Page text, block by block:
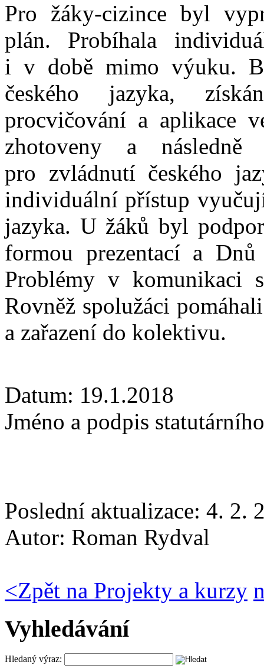
Pro žáky-cizince byl
plán. Probíhala
i v době mimo výuku.
českého jazyka,
procvičování a aplikace
zhotoveny a následně
pro zvládnutí českého
individuální přístup
jazyka. U žáků byl
formou prezentací a
Problémy v komunikaci
Rovněž spolužáci
a zařazení do kolektivu.
Datum: 19.1.2018
Jméno a podpis
Poslední aktualizace: 4. 2.
Autor: Roman Rydval
<Zpět na Projekty a kurzy
Vyhledávání
Hledaný výraz: